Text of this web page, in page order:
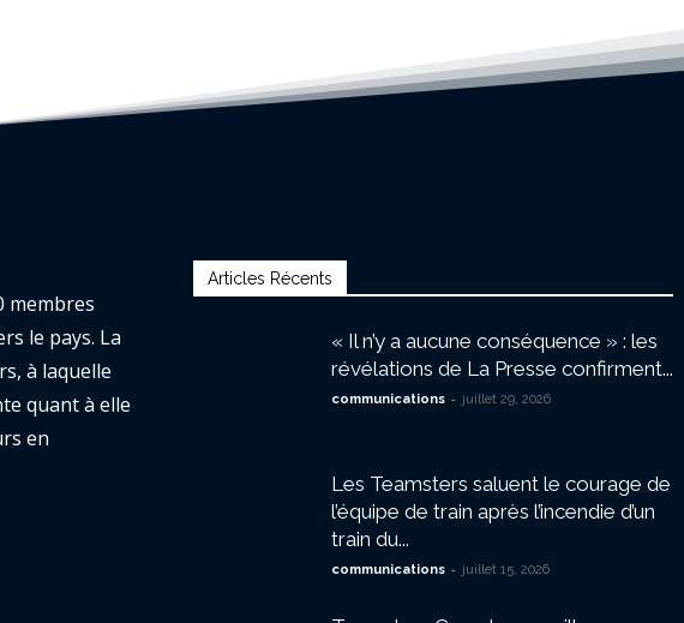
membres
le pays. La
à laquelle
quant à elle
en
Articles Récents
« Il n’y a aucune conséquence » : les
révélations de La Presse confirment...
communications - juillet 29, 2026
Les Teamsters saluent le courage de
l’équipe de train après l’incendie d’un
train du...
communications - juillet 15, 2026